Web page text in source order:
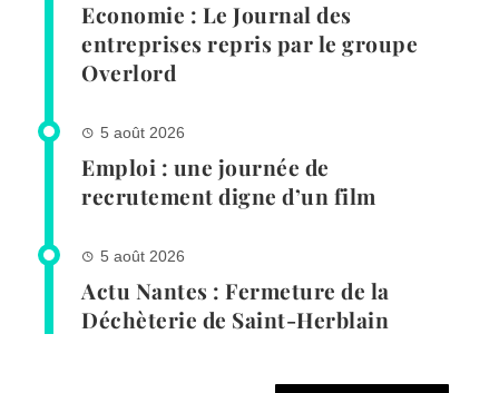
Economie : Le Journal des
entreprises repris par le groupe
Overlord
5 août 2026
Emploi : une journée de
recrutement digne d’un film
5 août 2026
Actu Nantes : Fermeture de la
Déchèterie de Saint-Herblain